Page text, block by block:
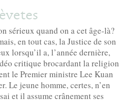
sérieux quand on a cet âge-là?
en tout cas, la Justice de son
lorsqu’il a, l’année dernière,
critique brocardant la religion
le Premier ministre Lee Kuan
Le jeune homme, certes, n’en
et il assume crânement ses